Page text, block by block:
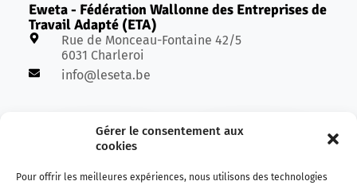
Gérer le consentement aux
cookies
Pour offrir les meilleures expériences, nous utilisons des technologies
Eweta - Fédération Wallonne des Entreprises de
Travail Adapté (ETA)
Rue de Monceau-Fontaine 42/5
6031 Charleroi
info@leseta.be
Avec le soutien de :